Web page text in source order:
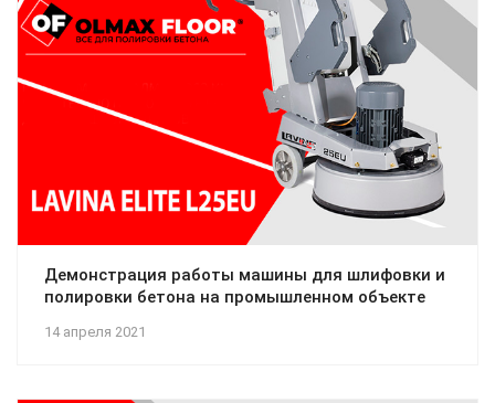
14 апреля 2021
Демонстрация работы машины для шлифовки и
полировки бетона на промышленном объекте